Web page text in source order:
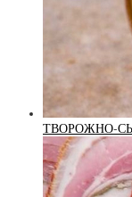
ТВОРОЖНО-